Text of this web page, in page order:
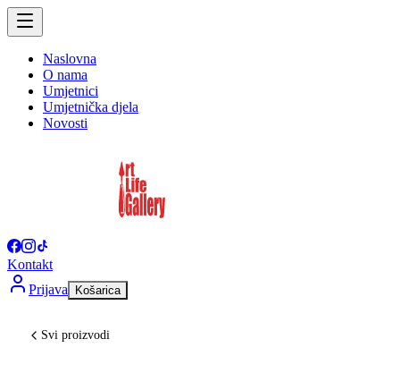
Naslovna
O nama
Umjetnici
Umjetnička djela
Novosti
Kontakt
Prijava
Košarica
Svi proizvodi